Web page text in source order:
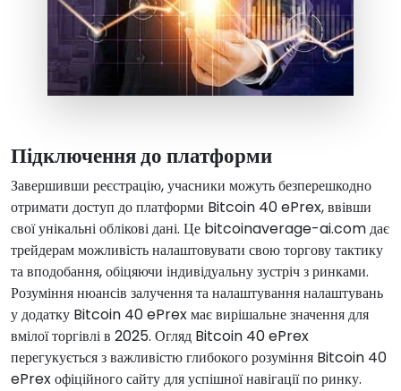
Підключення до платформи
Завершивши реєстрацію, учасники можуть безперешкодно
отримати доступ до платформи Bitcoin 40 ePrex, ввівши
свої унікальні облікові дані. Це bitcoinaverage-ai.com дає
трейдерам можливість налаштовувати свою торгову тактику
та вподобання, обіцяючи індивідуальну зустріч з ринками.
Розуміння нюансів залучення та налаштування налаштувань
у додатку Bitcoin 40 ePrex має вирішальне значення для
вмілої торгівлі в 2025. Огляд Bitcoin 40 ePrex
перегукується з важливістю глибокого розуміння Bitcoin 40
ePrex офіційного сайту для успішної навігації по ринку.